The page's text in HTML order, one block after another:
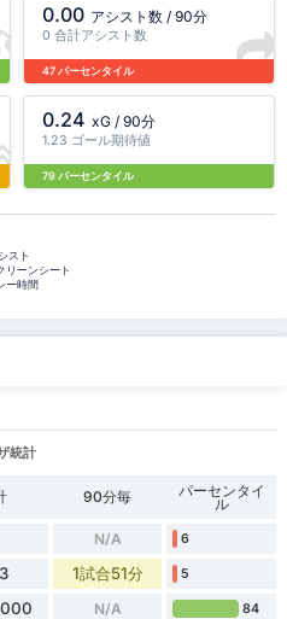
0.00 アシスト数 / 90分
0 合計アシスト数
47 パーセンタイル
0.24 xG / 90分
1.23 ゴール期待値
79 パーセンタイル
スト
リーンシート
ー時間
統計
90分毎 パーセンタイ
ル
N/A 6
1試合51分 5
N/A 84